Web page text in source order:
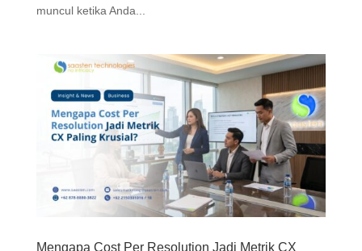
muncul ketika Anda...
Mengapa Cost Per Resolution Jadi Metrik CX